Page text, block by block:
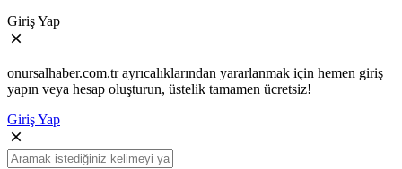
Giriş Yap
onursalhaber.com.tr ayrıcalıklarından yararlanmak için hemen giriş
yapın veya hesap oluşturun, üstelik tamamen ücretsiz!
Giriş Yap